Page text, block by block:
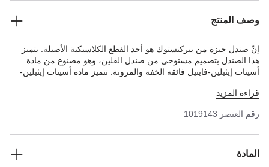
وصف المنتج
إنّ صندل جيزة من بيركنستوك هو أحد القطع الكلاسيكية الأصيلة. يتميز
هذا الصندل بتصميم مستوحى من صندل الفلين، وهو مصنوع من مادة
أسيتات إيثيلين-فاينيل فائقة الخفة والمرونة. تتميز مادة أسيتات إيثيلين-
من المواد الضارة، كما تجمع بين العديد من السمات الإيجابية. وهي خفيفة
على البشرة، وتوفر الراحة المتوقعة من بيركنستوك.
قراءة المزيد
رقم العنصر 1019143
المادة